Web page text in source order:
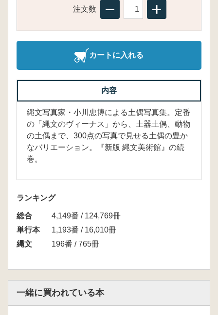
注文数
カートに入れる
内容
縄文写真家・小川忠博による土偶写真集。定番
の「縄文のヴィーナス」から、土器土偶、動物
の土偶まで、300点の写真で見せる土偶の豊か
なバリエーション。『新版 縄文美術館』の続
巻。
ランキング
総合
4,149番 / 124,769冊
単行本
1,193番 / 16,010冊
縄文
196番 / 765冊
一緒に買われている本